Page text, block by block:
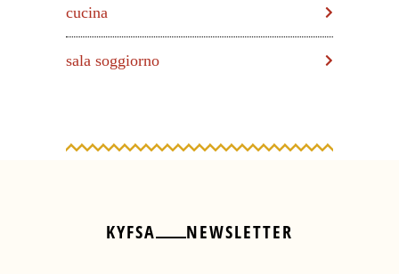
cucina
sala soggiorno
KYFSA NEWSLETTER